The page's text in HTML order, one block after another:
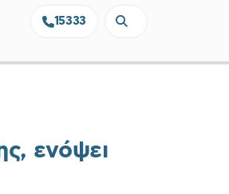
15333
ενόψει